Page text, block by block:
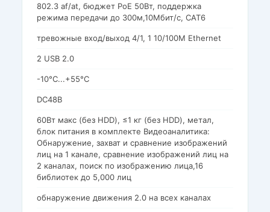
802.3 af/at, бюджет PoE 50Вт, поддержка
режима передачи до 300м,10Мбит/с, CAT6
тревожные вход/выход 4/1, 1 10/100M Ethernet
2 USB 2.0
-10°C...+55°C
DC48В
60Вт макс (без HDD), ≤1 кг (без HDD), метал,
блок питания в комплекте Видеоаналитика:
Обнаружение, захват и сравнение изображений
лиц на 1 канале, сравнение изображений лиц на
2 каналах, поиск по изображению лица,16
библиотек до 5,000 лиц
обнаружение движения 2.0 на всех каналах